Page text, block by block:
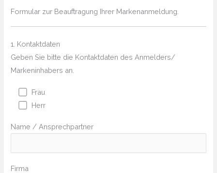
Formular zur Beauftragung Ihrer Markenanmeldung.
1. Kontaktdaten
Geben Sie bitte die Kontaktdaten des Anmelders/
Markeninhabers an.
Frau
Herr
Name / Ansprechpartner
Firma